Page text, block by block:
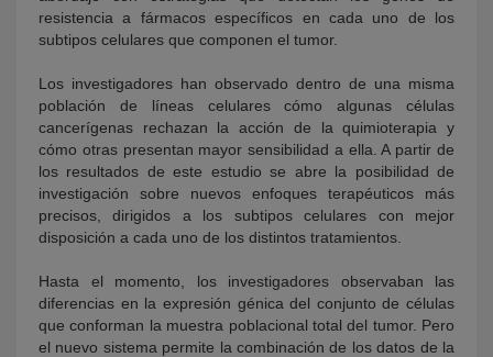
resistencia a fármacos específicos en cada uno de los
subtipos celulares que componen el tumor.
Los investigadores han observado dentro de una misma
población de líneas celulares cómo algunas células
cancerígenas rechazan la acción de la quimioterapia y
cómo otras presentan mayor sensibilidad a ella. A partir de
los resultados de este estudio se abre la posibilidad de
investigación sobre nuevos enfoques terapéuticos más
precisos, dirigidos a los subtipos celulares con mejor
disposición a cada uno de los distintos tratamientos.
Hasta el momento, los investigadores observaban las
diferencias en la expresión génica del conjunto de células
que conforman la muestra poblacional total del tumor. Pero
el nuevo sistema permite la combinación de los datos de la